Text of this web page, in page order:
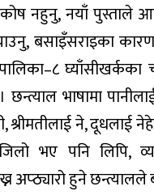
नहुनु, नयाँ पुस्ताले
बसाइँसराइका
घ्याँसीखर्कका
छन्त्याल भाषामा
श्रीमतीलाई ने, दूधलाई
भए पनि लिपि,
अप्ठ्यारो हुने छन्त्यालले